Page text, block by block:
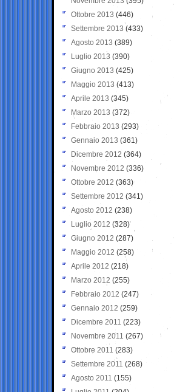
Ottobre 2013 (446)
Settembre 2013 (433)
Agosto 2013 (389)
Luglio 2013 (390)
Giugno 2013 (425)
Maggio 2013 (413)
Aprile 2013 (345)
Marzo 2013 (372)
Febbraio 2013 (293)
Gennaio 2013 (361)
Dicembre 2012 (364)
Novembre 2012 (336)
Ottobre 2012 (363)
Settembre 2012 (341)
Agosto 2012 (238)
Luglio 2012 (328)
Giugno 2012 (287)
Maggio 2012 (258)
Aprile 2012 (218)
Marzo 2012 (255)
Febbraio 2012 (247)
Gennaio 2012 (259)
Dicembre 2011 (223)
Novembre 2011 (267)
Ottobre 2011 (283)
Settembre 2011 (268)
Agosto 2011 (155)